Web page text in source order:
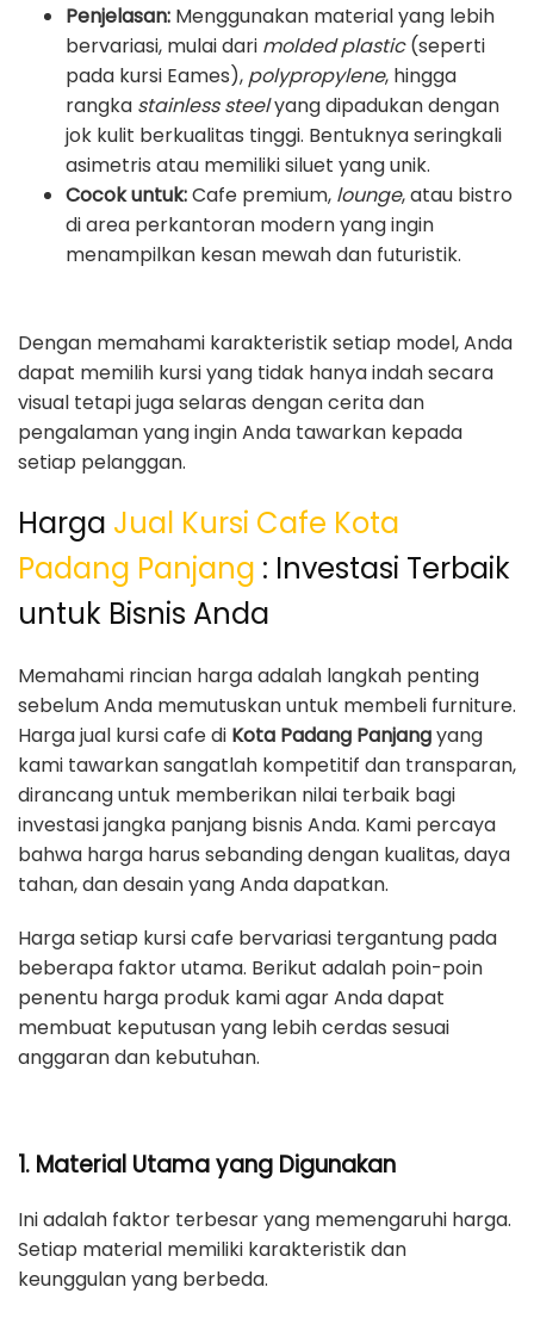
Penjelasan: Menggunakan material yang lebih
bervariasi, mulai dari molded plastic(seperti
pada kursi Eames), polypropylene, hingga
rangka stainless steelyang dipadukan dengan
jok kulit berkualitas tinggi. Bentuknya seringkali
asimetris atau memiliki siluet yang unik.
Cocok untuk:Cafe premium, lounge, atau bistro
di area perkantoran modern yang ingin
menampilkan kesan mewah dan futuristik.
Dengan memahami karakteristik setiap model, Anda
dapat memilih kursi yang tidak hanya indah secara
visual tetapi juga selaras dengan cerita dan
pengalaman yang ingin Anda tawarkan kepada
setiap pelanggan.
Harga Jual Kursi Cafe Kota
Padang Panjang : Investasi Terbaik
untuk Bisnis Anda
Memahami rincian harga adalah langkah penting
sebelum Anda memutuskan untuk membeli furniture.
Harga jual kursi cafe di Kota Padang Panjangyang
kami tawarkan sangatlah kompetitif dan transparan,
dirancang untuk memberikan nilai terbaik bagi
investasi jangka panjang bisnis Anda. Kami percaya
bahwa harga harus sebanding dengan kualitas, daya
tahan, dan desain yang Anda dapatkan.
Harga setiap kursi cafe bervariasi tergantung pada
beberapa faktor utama. Berikut adalah poin-poin
penentu harga produk kami agar Anda dapat
membuat keputusan yang lebih cerdas sesuai
anggaran dan kebutuhan.
1. Material Utama yang Digunakan
Ini adalah faktor terbesar yang memengaruhi harga.
Setiap material memiliki karakteristik dan
keunggulan yang berbeda.